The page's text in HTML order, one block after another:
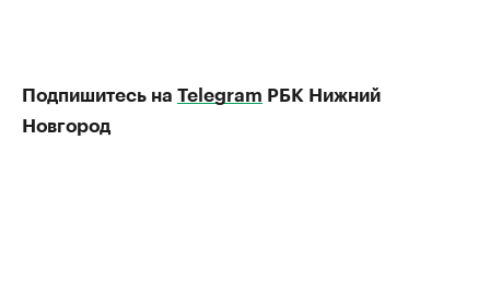
Подпишитесь на Telegram РБК Нижний
Новгород